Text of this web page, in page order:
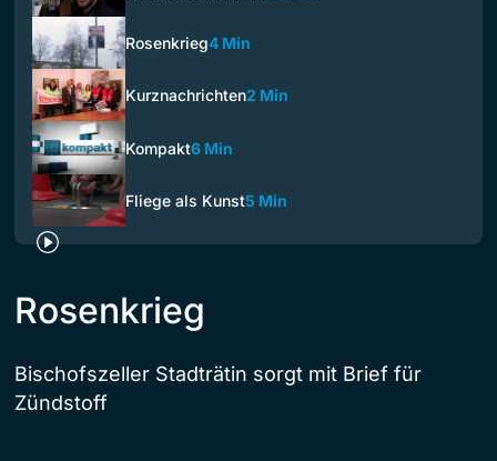
Rosenkrieg4 Min
Kurznachrichten2 Min
Kompakt6 Min
Fliege als Kunst5 Min
Rosenkrieg
Bischofszeller Stadträtin sorgt mit Brief für
Zündstoff